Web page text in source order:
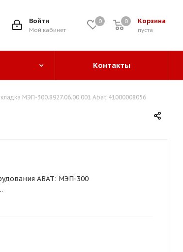
0 Корзина
0
пуста
0
Войти
Мой кабинет
Контакты
МЭП-300.8927.06.00.001 Abat 41000008056
ABAT: МЭП-300